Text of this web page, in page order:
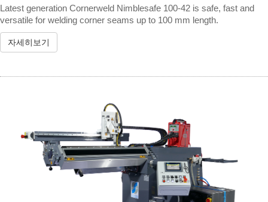
Latest generation Cornerweld Nimblesafe 100-42 is safe, fast and
versatile for welding corner seams up to 100 mm length.
자세히보기